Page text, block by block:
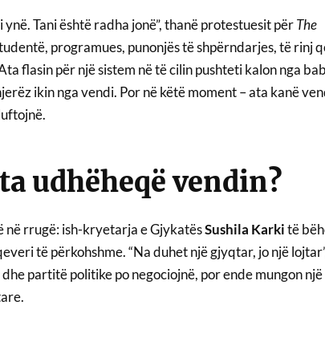
Tani është radha jonë”, thanë protestuesit përThe
programues, punonjës të shpërndarjes, të rinj
flasin për një sistem në të cilin pushteti kalon nga
ikin nga vendi. Por në këtë moment – ata kanë
udhëheqë vendin?
në rrugë: ish-kryetarja e GjykatësSushila Karkitë
të përkohshme. “Na duhet një gjyqtar, jo një
partitë politike po negociojnë, por ende mungon një